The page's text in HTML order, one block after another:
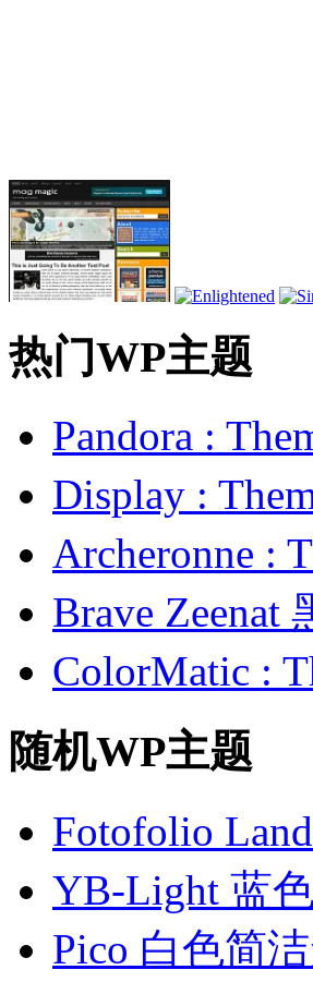
热门WP主题
Pandora :
Display :
Archeronne :
Brave Zeenat
ColorMatic :
随机WP主题
Fotofolio
YB-Light 蓝
Pico 白色简